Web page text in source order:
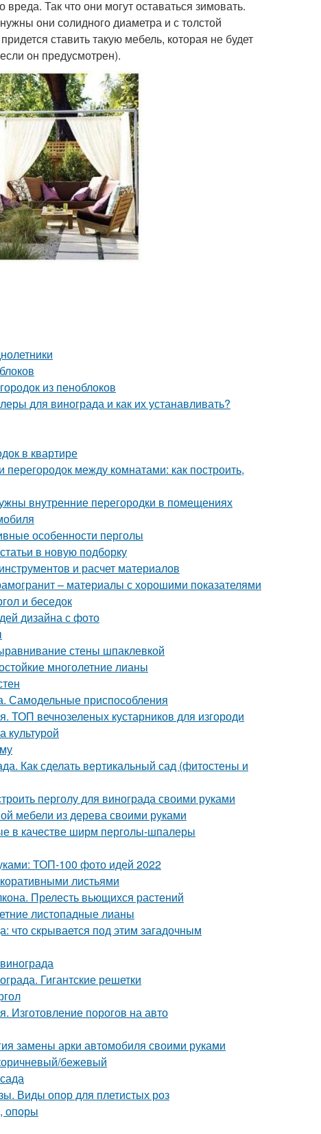
Так что они могут оставаться зимовать.
они солидного диаметра и с толстой
ставить такую мебель, которая не будет
он предусмотрен).
из пеноблоков
для винограда и как их устанавливать?
в квартире
между комнатами: как построить,
внутренние перегородки в помещениях
особенности перголы
в новую подборку
и расчет материалов
– материалы с хорошими показателями
и беседок
дизайна с фото
стены шпаклевкой
многолетние лианы
Самодельные приспособления
ТОП вечнозеленых кустарников для изгороди
культурой
Как сделать вертикальный сад (фитостены и
перголу для винограда своими руками
мебели из дерева своими руками
в качестве ширм перголы-шпалеры
ТОП-100 фото идей 2022
листьями
Прелесть вьющихся растений
листопадные лианы
что скрывается под этим загадочным
Гигантские решетки
Изготовление порогов на авто
замены арки автомобиля своими руками
бежевый
Виды опор для плетистых роз
опоры